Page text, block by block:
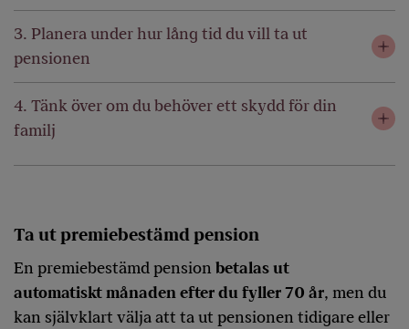
3. Planera under hur lång tid du vill ta ut
pensionen
4. Tänk över om du behöver ett skydd för din
familj
Ta ut premiebestämd pension
En premiebestämd pension betalas ut
automatiskt månaden efter du fyller 70 år, men du
kan självklart välja att ta ut pensionen tidigare eller